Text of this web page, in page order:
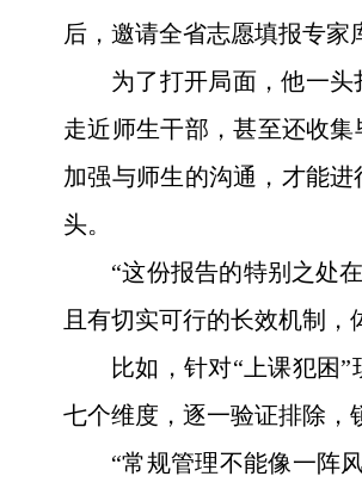
后，邀请全省志愿填报专
为了打开局面，他一
走近师生干部，甚至还收
加强与师生的沟通，才能
头。
“这份报告的特别之处
且有切实可行的长效机制
比如，针对“上课犯困
七个维度，逐一验证排除，
“常规管理不能像一阵